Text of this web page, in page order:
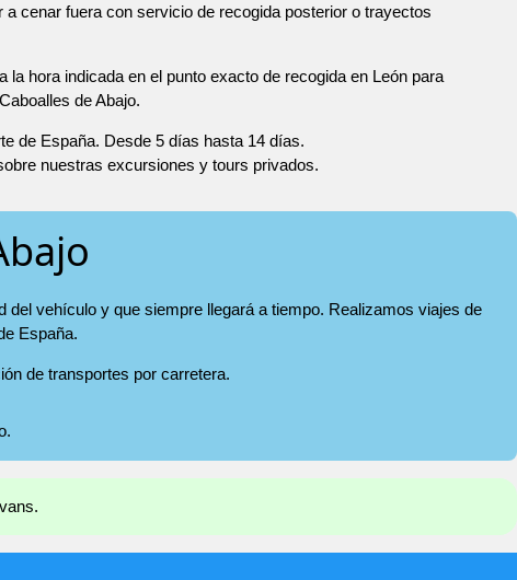
a cenar fuera con servicio de recogida posterior o trayectos
la hora indicada en el punto exacto de recogida en León para
de Abajo.
de España. Desde 5 días hasta 14 días.
nuestras excursiones y tours privados.
del vehículo y que siempre llegará a tiempo. Realizamos viajes de
España.
de transportes por carretera.